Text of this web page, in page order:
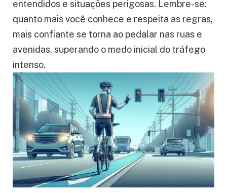
entendidos e situações perigosas. Lembre-se:
quanto mais você conhece e respeita as regras,
mais confiante se torna ao pedalar nas ruas e
avenidas, superando o medo inicial do tráfego
intenso.